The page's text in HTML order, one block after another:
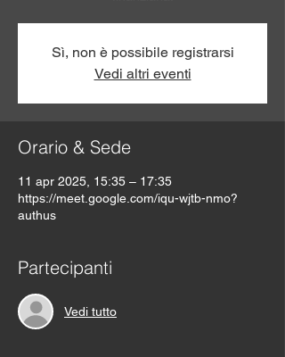
Sì, non è possibile registrarsi
Vedi altri eventi
Orario & Sede
11 apr 2025, 15:35 – 17:35
https://meet.google.com/iqu-wjtb-nmo?
authus
Partecipanti
Vedi tutto